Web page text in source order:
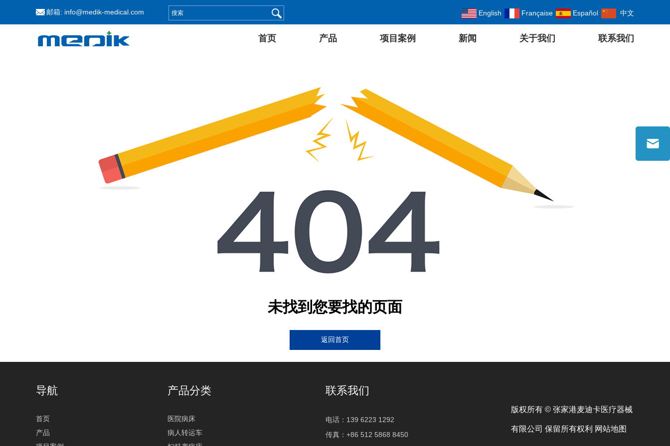
邮箱: info@medik-medical.com English Française Español 中文
首页 产品 项目案例 新闻 关于我们 联系我们
未找到您要找的页面
返回首页
导航
首页
产品
产品分类
医院病床
病人转运车
联系我们
电话：139 6223 1292
传真：+86 512 5868 8450
版权所有 © 张家港麦迪卡医疗器械
有限公司 保留所有权利 网站地图